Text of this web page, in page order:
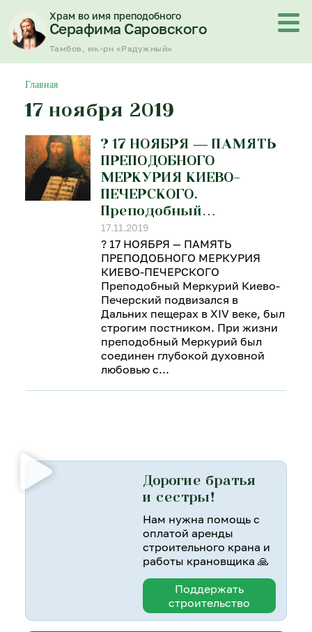
содержимому
Храм во имя преподобного
Серафима Саровского
Тамбов, мк-рн «Радужный»
Главная
17 ноября 2019
? 17 НОЯБРЯ — ПАМЯТЬ
ПРЕПОДОБНОГО
МЕРКУРИЯ КИЕВО-
ПЕЧЕРСКОГО.
Преподобный…
17.11.2019
? 17 НОЯБРЯ — ПАМЯТЬ
ПРЕПОДОБНОГО МЕРКУРИЯ
КИЕВО-ПЕЧЕРСКОГО
Преподобный Меркурий Киево-
Печерский подвизался в
Дальних пещерах в XIV веке, был
строгим постником. При жизни
преподобный Меркурий был
соединен глубокой духовной
любовью с
Дорогие братья
и сестры!
Нам нужна помощь с
оплатой аренды
строительного крана и
работы крановщика 🙏
Поддержать
строительство